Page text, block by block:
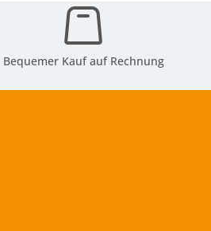
Bequemer Kauf auf Rechnung